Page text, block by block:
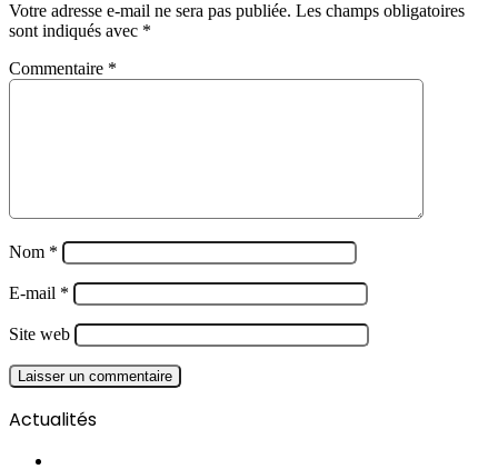
Votre adresse e-mail ne sera pas publiée. Les champs obligatoires
sont indiqués avec *
Commentaire *
Nom *
E-mail *
Site web
Actualités